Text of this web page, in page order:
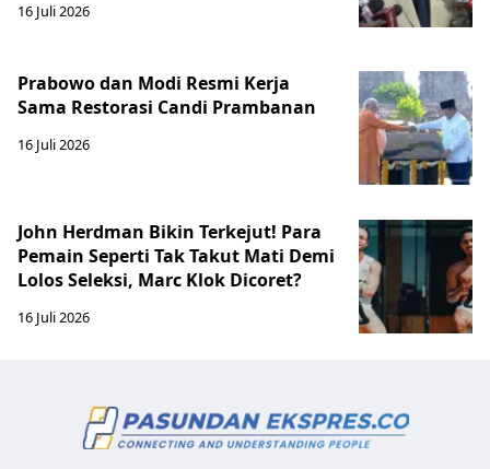
16 Juli 2026
Prabowo dan Modi Resmi Kerja
Sama Restorasi Candi Prambanan
16 Juli 2026
John Herdman Bikin Terkejut! Para
Pemain Seperti Tak Takut Mati Demi
Lolos Seleksi, Marc Klok Dicoret?
16 Juli 2026